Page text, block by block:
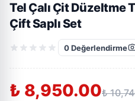
Tel Çalı Çit Düzeltme
Çift Saplı Set
0Değerlendirme
₺ 8,950.00₺